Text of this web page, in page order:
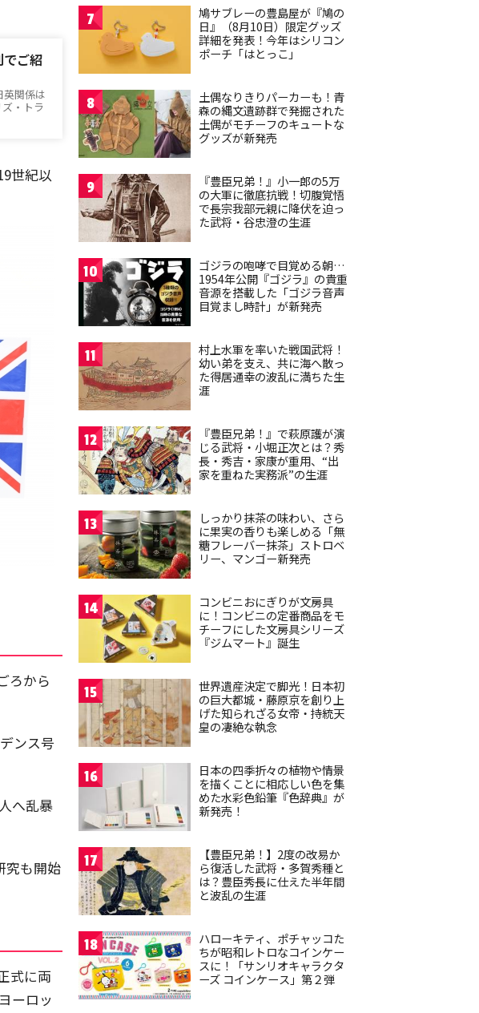
でご紹
英関係は
・トラ
世紀以
ろから
ンス号
へ乱暴
究も開始
式に両
ーロッ
7
鳩サブレーの豊島屋が『鳩の
日』（8月10日）限定グッズ
詳細を発表！今年はシリコン
ポーチ「はとっこ」
8
土偶なりきりパーカーも！青
森の縄文遺跡群で発掘された
土偶がモチーフのキュートな
グッズが新発売
9
『豊臣兄弟！』小一郎の5万
の大軍に徹底抗戦！切腹覚悟
で長宗我部元親に降伏を迫っ
た武将・谷忠澄の生涯
10
ゴジラの咆哮で目覚める朝…
1954年公開『ゴジラ』の貴重
音源を搭載した「ゴジラ音声
目覚まし時計」が新発売
11
村上水軍を率いた戦国武将！
幼い弟を支え、共に海へ散っ
た得居通幸の波乱に満ちた生
涯
12
『豊臣兄弟！』で萩原護が演
じる武将・小堀正次とは？秀
長・秀吉・家康が重用、“出
家を重ねた実務派”の生涯
13
しっかり抹茶の味わい、さら
に果実の香りも楽しめる「無
糖フレーバー抹茶」ストロベ
リー、マンゴー新発売
14
コンビニおにぎりが文房具
に！コンビニの定番商品をモ
チーフにした文房具シリーズ
『ジムマート』誕生
15
世界遺産決定で脚光！日本初
の巨大都城・藤原京を創り上
げた知られざる女帝・持統天
皇の凄絶な執念
16
日本の四季折々の植物や情景
を描くことに相応しい色を集
めた水彩色鉛筆『色辞典』が
新発売！
17
【豊臣兄弟！】2度の改易か
ら復活した武将・多賀秀種と
は？豊臣秀長に仕えた半年間
と波乱の生涯
18
ハローキティ、ポチャッコた
ちが昭和レトロなコインケー
スに！「サンリオキャラクタ
ーズ コインケース」第２弾